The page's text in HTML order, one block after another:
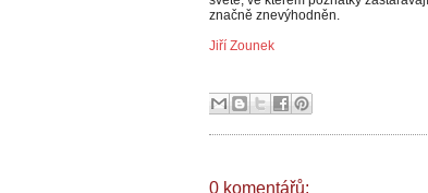
značně znevýhodněn.
Jiří Zounek
0 komentářů: